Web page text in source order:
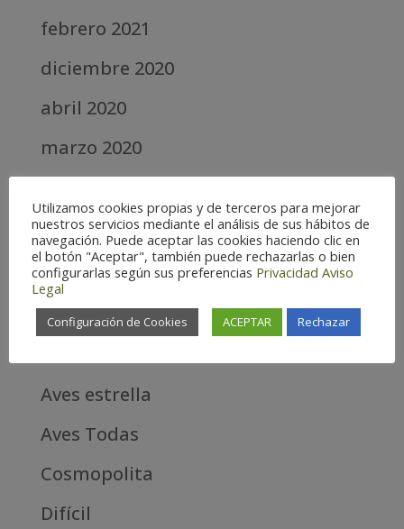
febrero 2021
diciembre 2020
abril 2020
marzo 2020
septiembre 2018
Categories
Alta
Aves estrella
Aves Todas
Cosmopolita
Difícil
Utilizamos cookies propias y de terceros para mejorar
nuestros servicios mediante el análisis de sus hábitos de
navegación. Puede aceptar las cookies haciendo clic en
el botón "Aceptar", también puede rechazarlas o bien
configurarlas según sus preferencias Privacidad Aviso
Legal
Configuración de Cookies ACEPTAR Rechazar